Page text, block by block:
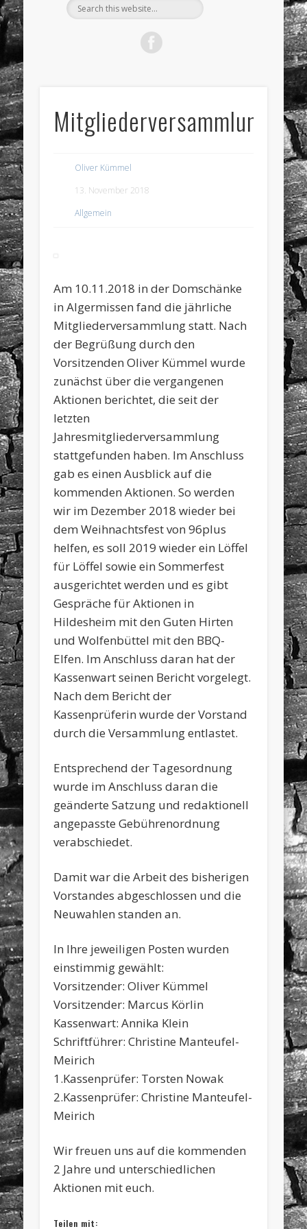
Mitgliederversammlung
Oliver Kümmel
13. November 2018
Allgemein
Am 10.11.2018 in der Domschänke
in Algermissen fand die jährliche
Mitgliederversammlung statt. Nach
der Begrüßung durch den
Vorsitzenden Oliver Kümmel wurde
zunächst über die vergangenen
Aktionen berichtet, die seit der
letzten
Jahresmitgliederversammlung
stattgefunden haben. Im Anschluss
gab es einen Ausblick auf die
kommenden Aktionen. So werden
wir im Dezember 2018 wieder bei
dem Weihnachtsfest von 96plus
helfen, es soll 2019 wieder ein Löffel
für Löffel sowie ein Sommerfest
ausgerichtet werden und es gibt
Gespräche für Aktionen in
Hildesheim mit den Guten Hirten
und Wolfenbüttel mit den BBQ-
Elfen. Im Anschluss daran hat der
Kassenwart seinen Bericht vorgelegt.
Nach dem Bericht der
Kassenprüferin wurde der Vorstand
durch die Versammlung entlastet.
Entsprechend der Tagesordnung
wurde im Anschluss daran die
geänderte Satzung und redaktionell
angepasste Gebührenordnung
verabschiedet.
Damit war die Arbeit des bisherigen
Vorstandes abgeschlossen und die
Neuwahlen standen an.
In Ihre jeweiligen Posten wurden
einstimmig gewählt:
Vorsitzender: Oliver Kümmel
Vorsitzender: Marcus Körlin
Kassenwart: Annika Klein
Schriftführer: Christine Manteufel-
Meirich
1.Kassenprüfer: Torsten Nowak
2.Kassenprüfer: Christine Manteufel-
Meirich
Wir freuen uns auf die kommenden
2 Jahre und unterschiedlichen
Aktionen mit euch.
Teilen mit: